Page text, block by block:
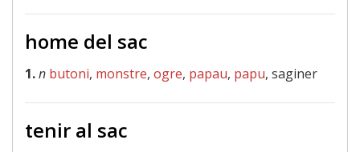
home del sac
1.n butoni, monstre, ogre, papau, papu, saginer
tenir al sac